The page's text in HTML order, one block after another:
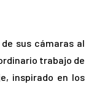
sus cámaras al
trabajo de
inspirado en los